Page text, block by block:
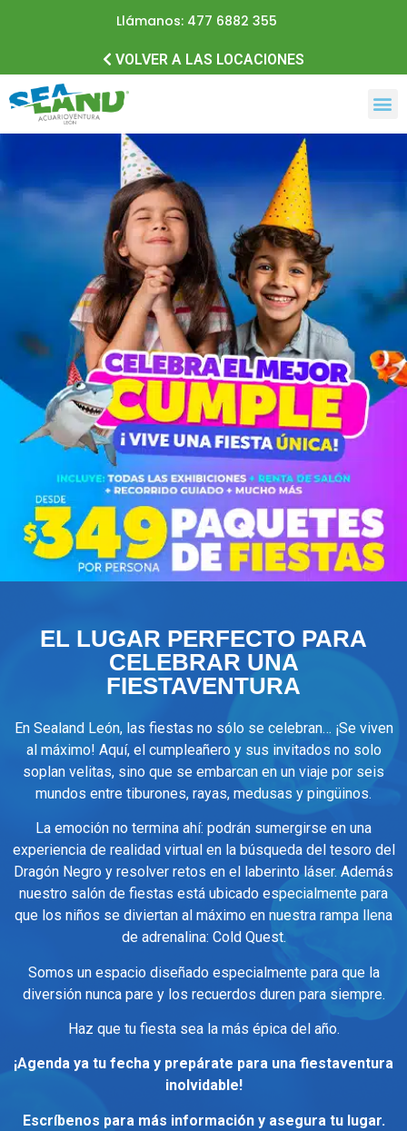
Llámanos: 477 6882 355
VOLVER A LAS LOCACIONES
EL LUGAR PERFECTO PARA
CELEBRAR UNA
FIESTAVENTURA
En Sealand León, las fiestas no sólo se celebran… ¡Se viven
al máximo! Aquí, el cumpleañero y sus invitados no solo
soplan velitas, sino que se embarcan en un viaje por seis
mundos entre tiburones, rayas, medusas y pingüinos.
La emoción no termina ahí: podrán sumergirse en una
experiencia de realidad virtual en la búsqueda del tesoro del
Dragón Negro y resolver retos en el laberinto láser. Además
nuestro salón de fiestas está ubicado especialmente para
que los niños se diviertan al máximo en nuestra rampa llena
de adrenalina: Cold Quest.
Somos un espacio diseñado especialmente para que la
diversión nunca pare y los recuerdos duren para siempre.
Haz que tu fiesta sea la más épica del año.
¡Agenda ya tu fecha y prepárate para una fiestaventura
inolvidable!
Escríbenos para más información y asegura tu lugar.